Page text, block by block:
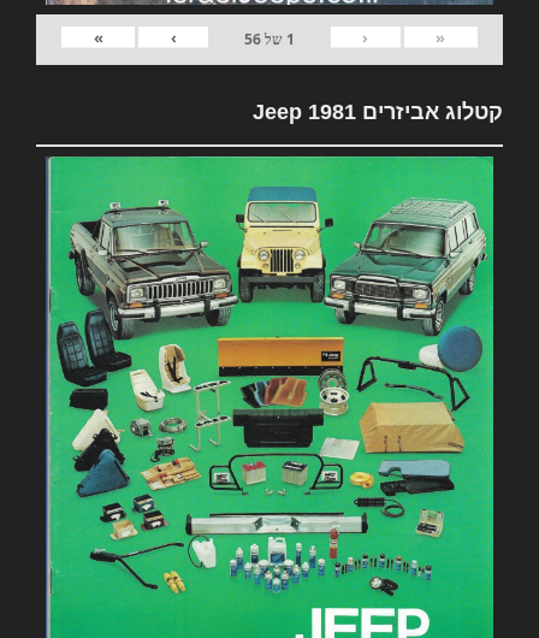
«
‹
1 של56
›
»
קטלוג אביזרים 1981 Jeep